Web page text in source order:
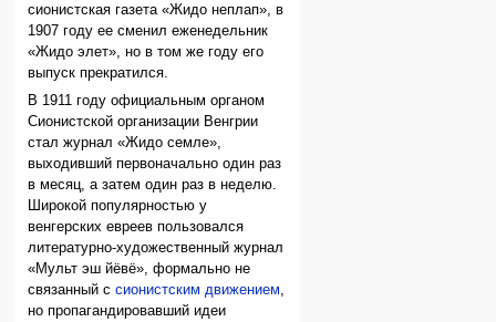
сионистская газета «Жидо неплап», в
1907 году ее сменил еженедельник
«Жидо элет», но в том же году его
выпуск прекратился.
В 1911 году официальным органом
Сионистской организации Венгрии
стал журнал «Жидо семле»,
выходивший первоначально один раз
в месяц, а затем один раз в неделю.
Широкой популярностью у
венгерских евреев пользовался
литературно-художественный журнал
«Мульт эш йёвё», формально не
связанный ссионистским движением,
но пропагандировавший идеи